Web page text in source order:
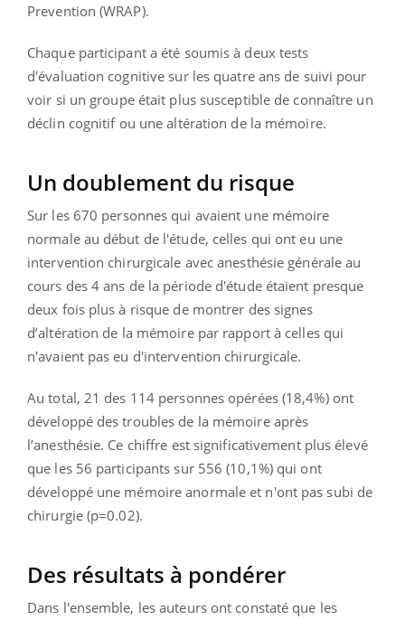
Prevention (WRAP).
Chaque participant a été soumis à deux tests
d'évaluation cognitive sur les quatre ans de suivi pour
voir si un groupe était plus susceptible de connaître un
déclin cognitif ou une altération de la mémoire.
Un doublement du risque
Sur les 670 personnes qui avaient une mémoire
normale au début de l'étude, celles qui ont eu une
intervention chirurgicale avec anesthésie générale au
cours des 4 ans de la période d'étude étaient presque
deux fois plus à risque de montrer des signes
d’altération de la mémoire par rapport à celles qui
n'avaient pas eu d'intervention chirurgicale.
Au total, 21 des 114 personnes opérées (18,4%) ont
développé des troubles de la mémoire après
l’anesthésie. Ce chiffre est significativement plus élevé
que les 56 participants sur 556 (10,1%) qui ont
développé une mémoire anormale et n'ont pas subi de
chirurgie (p=0.02).
Des résultats à pondérer
Dans l'ensemble, les auteurs ont constaté que les